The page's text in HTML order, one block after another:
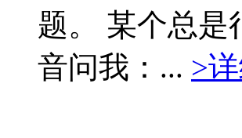
题。 某个总是
音问我：... >